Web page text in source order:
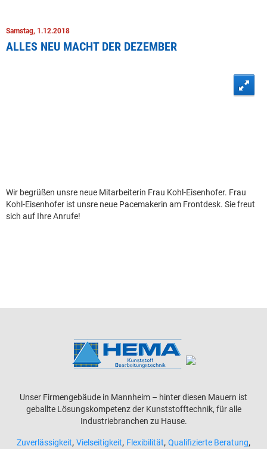
Samstag, 1.12.2018
ALLES NEU MACHT DER DEZEMBER
Wir begrüßen unsre neue Mitarbeiterin Frau Kohl-Eisenhofer. Frau
Kohl-Eisenhofer ist unsre neue Pacemakerin am Frontdesk. Sie freut
sich auf Ihre Anrufe!
Unser Firmengebäude in Mannheim – hinter diesen Mauern ist
geballte Lösungskompetenz der Kunststofftechnik, für alle
Industriebranchen zu Hause.
Zuverlässigkeit, Vielseitigkeit, Flexibilität, Qualifizierte Beratung,